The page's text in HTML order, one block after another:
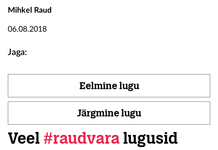
Mihkel Raud
06.08.2018
Jaga:
Eelmine lugu
Järgmine lugu
Veel #raudvara lugusid